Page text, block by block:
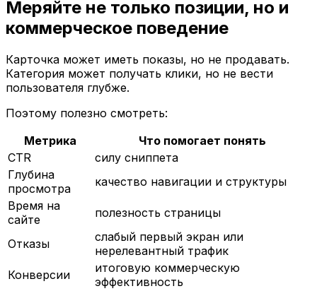
Меряйте не только позиции, но и
коммерческое поведение
Карточка может иметь показы, но не продавать.
Категория может получать клики, но не вести
пользователя глубже.
Поэтому полезно смотреть:
Метрика
Что помогает понять
CTR
силу сниппета
Глубина
просмотра
качество навигации и структуры
Время на
сайте
полезность страницы
Отказы
слабый первый экран или
нерелевантный трафик
Конверсии
итоговую коммерческую
эффективность